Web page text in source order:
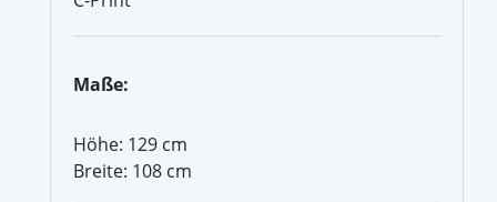
Maße:
Höhe: 129 cm
Breite: 108 cm